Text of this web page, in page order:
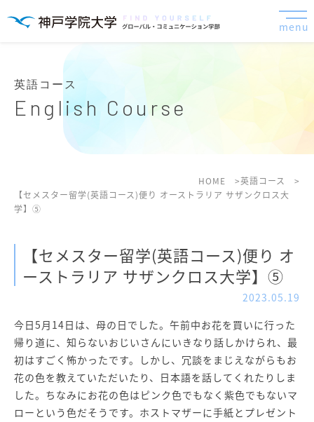
menu
English Course
英語コース
HOME
英語コース
【セメスター留学(英語コース)便り オーストラリア サザンクロス大
学】⑤
【セメスター留学(英語コース)便り オ
ーストラリア サザンクロス大学】⑤
2023.05.19
今日5月14日は、母の日でした。午前中お花を買いに行った
帰り道に、知らないおじいさんにいきなり話しかけられ、最
初はすごく怖かったです。しかし、冗談をまじえながらもお
花の色を教えていただいたり、日本語を話してくれたりしま
した。ちなみにお花の色はピンク色でもなく紫色でもないマ
ローという色だそうです。ホストマザーに手紙とプレゼント